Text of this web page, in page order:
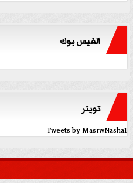
الفيس بوك
تويتر
Tweets by MasrwNasha1